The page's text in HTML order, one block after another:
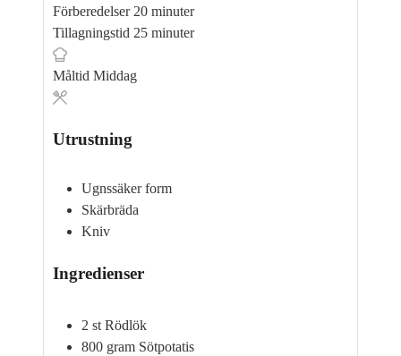
Förberedelser 20minuter
minuter
Tillagningstid 25minuter
minuter
Måltid Middag
Utrustning
Ugnssäker form
Skärbräda
Kniv
Ingredienser
2 st Rödlök
800 gram Sötpotatis